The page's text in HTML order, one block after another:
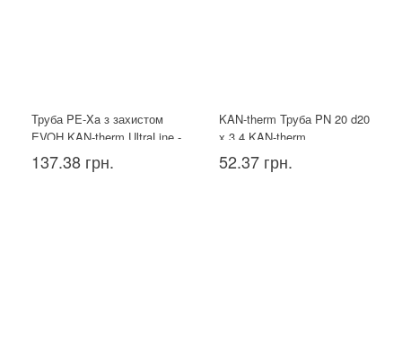
Труба PE-Xa з захистом
EVOH KAN-therm UltraLine -
16x2.2
137.38 грн.
KAN-therm Труба PN 20 d20
х 3,4 KAN-therm
52.37 грн.